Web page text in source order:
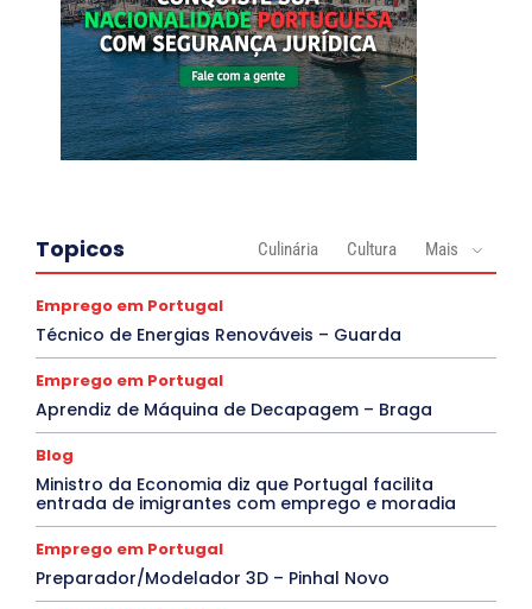
Topicos Culinária Cultura Mais
Emprego em Portugal
Técnico de Energias Renováveis – Guarda
Emprego em Portugal
Aprendiz de Máquina de Decapagem – Braga
Blog
Ministro da Economia diz que Portugal facilita
entrada de imigrantes com emprego e moradia
Emprego em Portugal
Preparador/Modelador 3D – Pinhal Novo